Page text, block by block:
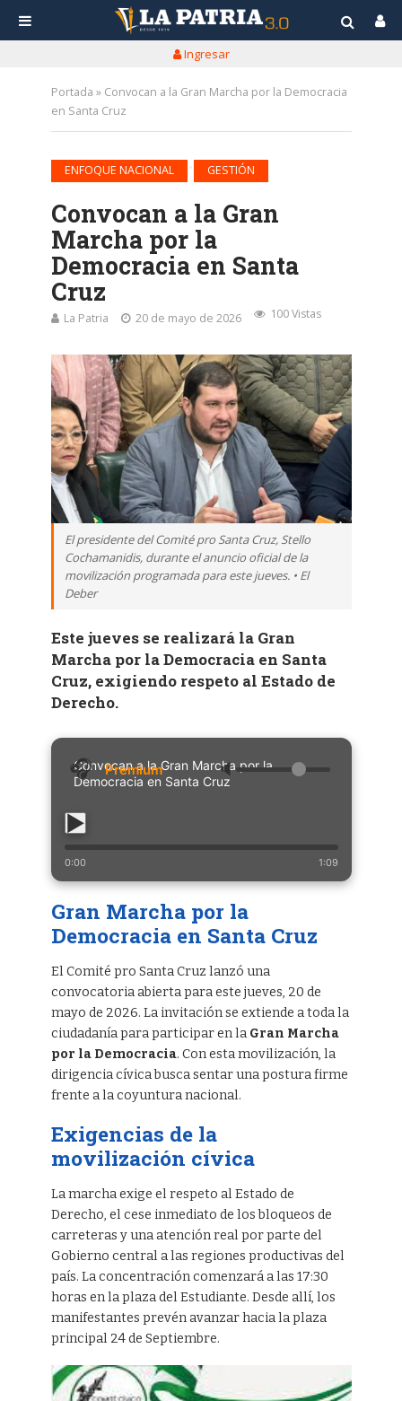
Ingresar
Portada » Convocan a la Gran Marcha por la Democracia
en Santa Cruz
ENFOQUE NACIONAL GESTIÓN
Convocan a la Gran
Marcha por la
Democracia en Santa
Cruz
La Patria 20 de mayo de 2026 100 Vistas
El presidente del Comité pro Santa Cruz, Stello
Cochamanidis, durante el anuncio oficial de la
movilización programada para este jueves. • El
Deber
Este jueves se realizará la Gran
Marcha por la Democracia en Santa
Cruz, exigiendo respeto al Estado de
Derecho.
Convocan a la Gran Marcha por la
Democracia en Santa Cruz
🔈
0:00 1:09
Gran Marcha por la
Democracia en Santa Cruz
El Comité pro Santa Cruz lanzó una
convocatoria abierta para este jueves, 20 de
mayo de 2026. La invitación se extiende a toda la
ciudadanía para participar en la Gran Marcha
por la Democracia. Con esta movilización, la
dirigencia cívica busca sentar una postura firme
frente a la coyuntura nacional.
Exigencias de la
movilización cívica
La marcha exige el respeto al Estado de
Derecho, el cese inmediato de los bloqueos de
carreteras y una atención real por parte del
Gobierno central a las regiones productivas del
país. La concentración comenzará a las 17:30
horas en la plaza del Estudiante. Desde allí, los
manifestantes prevén avanzar hacia la plaza
principal 24 de Septiembre.